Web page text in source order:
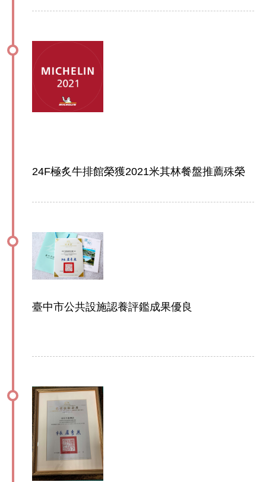
24F極炙牛排館榮獲2021米其林餐盤推薦殊榮
臺中市公共設施認養評鑑成果優良